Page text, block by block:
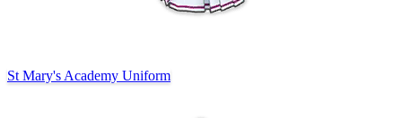
St Mary's Academy Uniform